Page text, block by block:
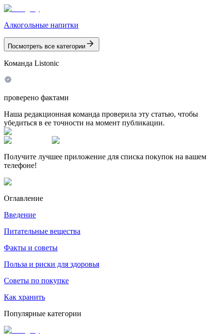
Алкогольные напитки
Посмотреть все категории
Команда Listonic
проверено фактами
Наша редакционная команда проверила эту статью, чтобы
убедиться в ее точности на момент публикации.
Получите лучшее приложение для списка покупок на вашем
телефоне!
Оглавление
Введение
Питательные вещества
Факты и советы
Польза и риски для здоровья
Советы по покупке
Как хранить
Популярные категории